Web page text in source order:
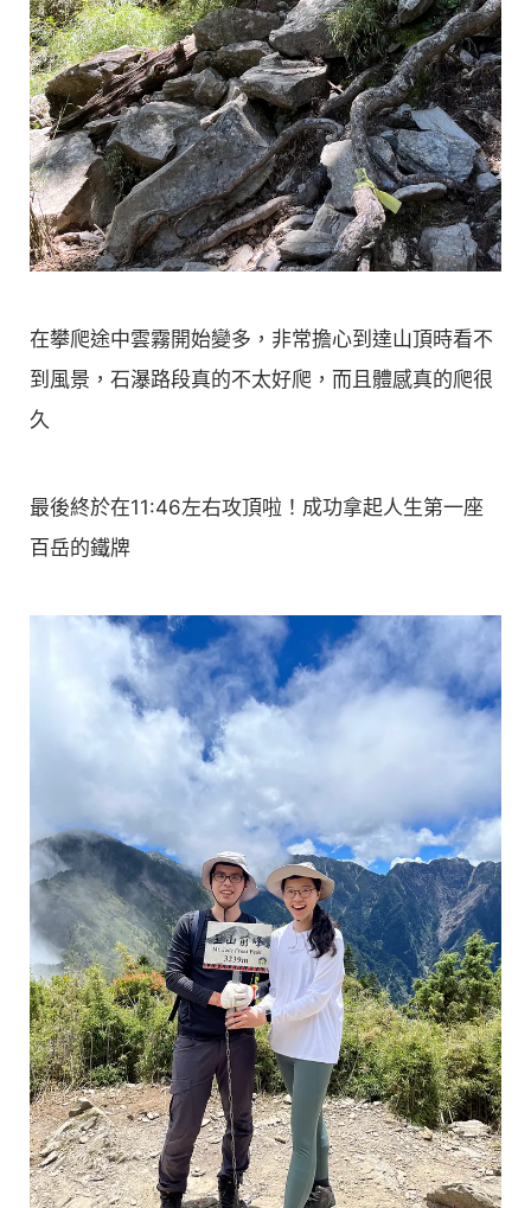
在攀爬途中雲霧開始變多，非常擔心到達山頂時看不
到風景，石瀑路段真的不太好爬，而且體感真的爬很
久
最後終於在11:46左右攻頂啦！成功拿起人生第一座
百岳的鐵牌